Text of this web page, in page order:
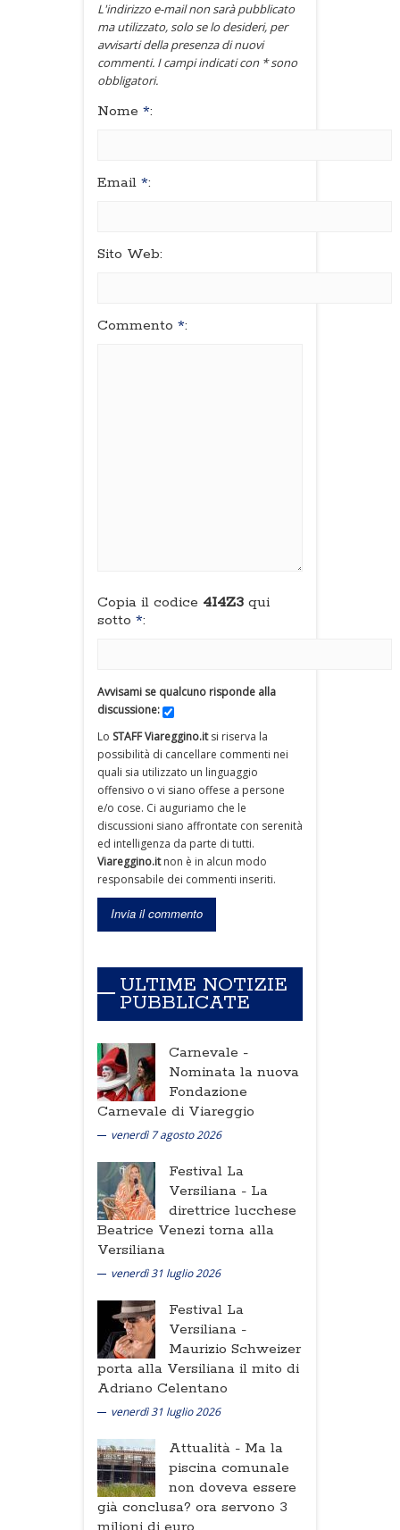
L'indirizzo e-mail non sarà pubblicato
ma utilizzato, solo se lo desideri, per
avvisarti della presenza di nuovi
commenti. I campi indicati con * sono
obbligatori.
Nome *:
Email *:
Sito Web:
Commento *:
Copia il codice 4I4Z3 qui
sotto *:
Avvisami se qualcuno risponde alla
discussione:
Lo STAFF Viareggino.itsi riserva la
possibilità di cancellare commenti nei
quali sia utilizzato un linguaggio
offensivo o vi siano offese a persone
e/o cose. Ci auguriamo che le
discussioni siano affrontate con serenità
ed intelligenza da parte di tutti.
Viareggino.itnon è in alcun modo
responsabile dei commenti inseriti.
ULTIME NOTIZIE
PUBBLICATE
Carnevale -
Nominata la nuova
Fondazione
Carnevale di Viareggio
venerdì 7 agosto 2026
Festival La
Versiliana - La
direttrice lucchese
Beatrice Venezi torna alla
Versiliana
venerdì 31 luglio 2026
Festival La
Versiliana -
Maurizio Schweizer
porta alla Versiliana il mito di
Adriano Celentano
venerdì 31 luglio 2026
Attualità - Ma la
piscina comunale
non doveva essere
già conclusa? ora servono 3